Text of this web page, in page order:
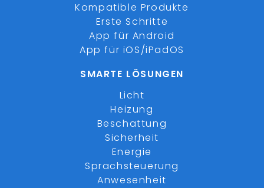
Kompatible Produkte
Erste Schritte
App für Android
App für iOS/iPadOS
SMARTE LÖSUNGEN
Licht
Heizung
Beschattung
Sicherheit
Energie
Sprachsteuerung
Anwesenheit